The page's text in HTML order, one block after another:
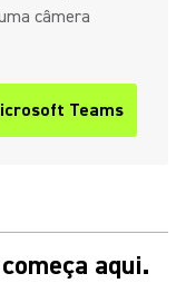
câmera
Teams
aqui.